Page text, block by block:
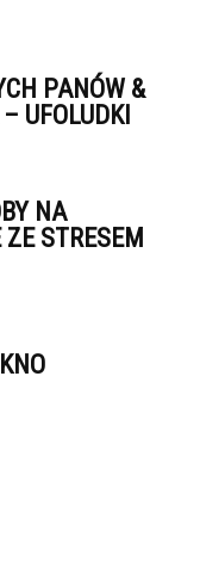
PANÓW &
UFOLUDKI
NA
STRESEM